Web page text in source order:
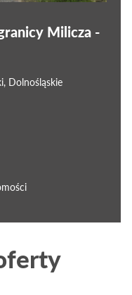
Milicza -
Dolnośląskie